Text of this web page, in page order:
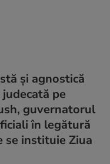
şi agnostică
pe
guvernatorul
în legătură
se instituie Ziua